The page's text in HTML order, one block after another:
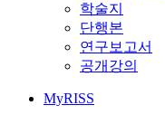
학술지
단행본
연구보고서
공개강의
MyRISS